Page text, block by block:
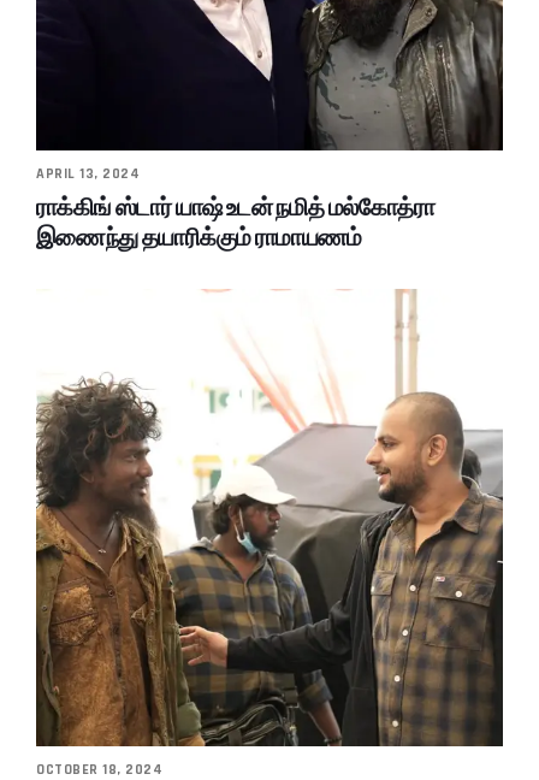
APRIL 13, 2024
ராக்கிங் ஸ்டார் யாஷ் உடன் நமித் மல்கோத்ரா
இணைந்து தயாரிக்கும் ராமாயணம்
OCTOBER 18, 2024